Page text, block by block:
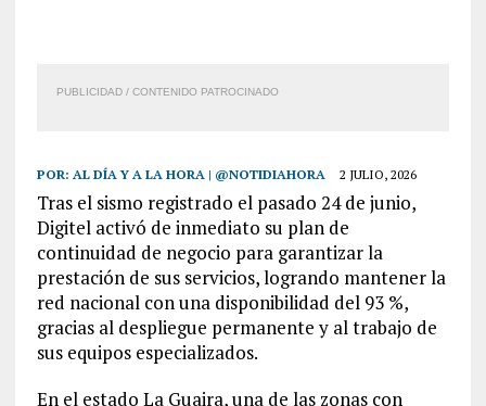
PUBLICIDAD / CONTENIDO PATROCINADO
POR: AL DÍA Y A LA HORA | @NOTIDIAHORA 2 JULIO, 2026
Tras el sismo registrado el pasado 24 de junio,
Digitel activó de inmediato su plan de
continuidad de negocio para garantizar la
prestación de sus servicios, logrando mantener la
red nacional con una disponibilidad del 93 %,
gracias al despliegue permanente y al trabajo de
sus equipos especializados.
En el estado La Guaira, una de las zonas con